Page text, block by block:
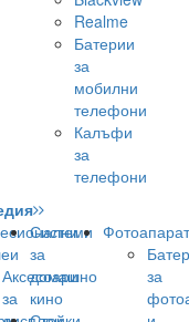
Realme
Батерии
за
мобилни
телефони
Калъфи
за
телефони
Аксесоари
за
Системи
за
домашно
кино
за